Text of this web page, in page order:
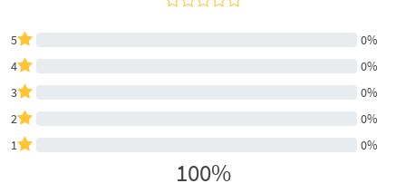
5
0%
4
0%
3
0%
2
0%
1
0%
100%